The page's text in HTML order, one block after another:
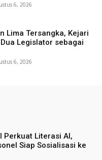
6, 2026
Lima Tersangka, Kejari
Legislator sebagai
6, 2026
Perkuat Literasi AI,
Siap Sosialisasi ke